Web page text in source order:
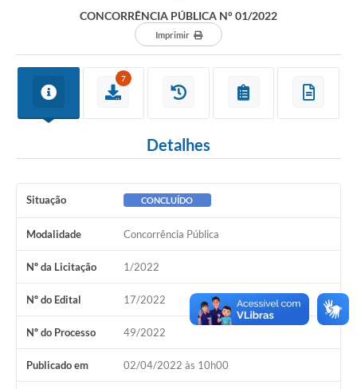
Carta de Serviços
Turismo
Legislação
Agenda
Telefones Úteis
Ouvidoria
Cavernas do Peruaçu
CONCORRÊNCIA PÚBLICA N° 01/2022
Imprimir
7
Detalhes
Situação CONCLUÍDO
Modalidade Concorrência Pública
Nº da Licitação 1/2022
Nº do Edital 17/2022
Nº do Processo 49/2022
Publicado em 02/04/2022 às 10h00